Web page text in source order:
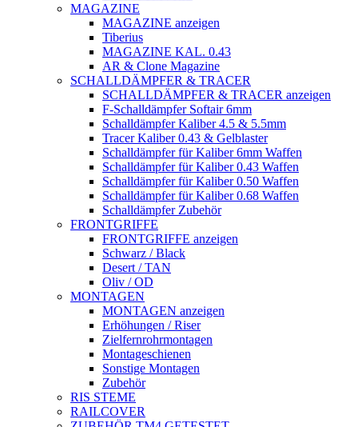
MAGAZINE
MAGAZINE anzeigen
Tiberius
MAGAZINE KAL. 0.43
AR & Clone Magazine
SCHALLDÄMPFER & TRACER
SCHALLDÄMPFER & TRACER anzeigen
F-Schalldämpfer Softair 6mm
Schalldämpfer Kaliber 4.5 & 5.5mm
Tracer Kaliber 0.43 & Gelblaster
Schalldämpfer für Kaliber 6mm Waffen
Schalldämpfer für Kaliber 0.43 Waffen
Schalldämpfer für Kaliber 0.50 Waffen
Schalldämpfer für Kaliber 0.68 Waffen
Schalldämpfer Zubehör
FRONTGRIFFE
FRONTGRIFFE anzeigen
Schwarz / Black
Desert / TAN
Oliv / OD
MONTAGEN
MONTAGEN anzeigen
Erhöhungen / Riser
Zielfernrohrmontagen
Montageschienen
Sonstige Montagen
Zubehör
RIS STEME
RAILCOVER